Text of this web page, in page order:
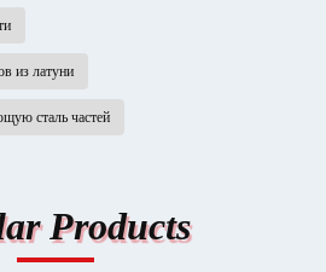
из латуни
сталь частей
Products